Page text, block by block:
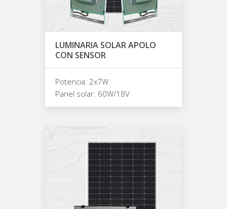
LUMINARIA SOLAR APOLO
CON SENSOR
Potencia: 2x7W
Panel solar: 60W/18V